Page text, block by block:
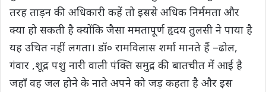
तरह ताड़न की अधिकारी कहें तो इससे अधिक निर्ममता और
क्या हो सकती है क्योंकि जैसा ममतापूर्ण हृदय तुलसी ने पाया है
यह उचित नहीं लगता। डॉ० रामविलास शर्मा मानते हैं –ढोल,
गंवार ,शूद्र पशु नारी वाली पंक्ति समुद्र की बातचीत में आई है
जहाँ वह जल होने के नाते अपने को जड़ कहता है और इस